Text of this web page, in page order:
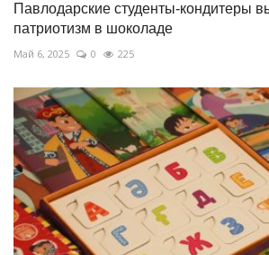
Павлодарские студенты-кондитеры
патриотизм в шоколаде
Май 6, 2025 0 225